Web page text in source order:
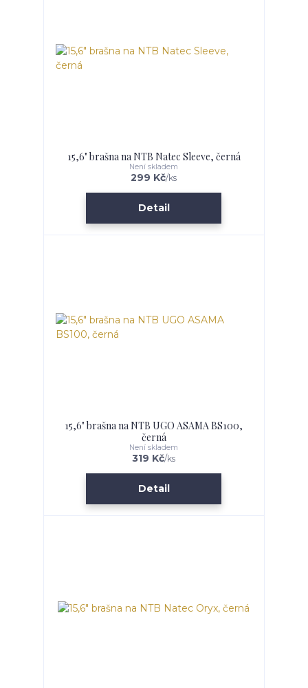
15,6" brašna na NTB Natec Sleeve, černá
299 Kč/ks
Není skladem
Detail
15,6" brašna na NTB UGO ASAMA BS100,
černá
319 Kč/ks
Není skladem
Detail